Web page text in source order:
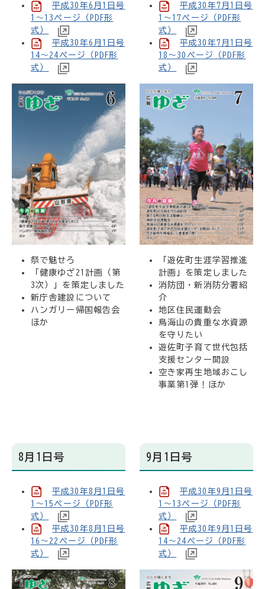
平成30年6月1日号
1～13ページ（PDF形
式）
平成30年6月1日号
14～24ページ（PDF形
式）
祭で魅せろ
「健康ゆざ21計画（第
3次）」を策定しました
新庁舎建設について
ハンガリー帰国報告会
ほか
平成30年7月1日号
1～17ページ（PDF形
式）
平成30年7月1日号
18～30ページ（PDF形
式）
「遊佐町生涯学習推進
計画」を策定しました
消防団・新消防分署紹
介
地区住民運動会
鳥海山の貴重な水資源
を守りたい
遊佐町子育て世代包括
支援センター開設
空き家再生地域おこし
事業第1弾！ほか
8月1日号
平成30年8月1日号
1～15ページ（PDF形
式）
平成30年8月1日号
16～22ページ（PDF形
式）
9月1日号
平成30年9月1日号
1～13ページ（PDF形
式）
平成30年9月1日号
14～24ページ（PDF形
式）